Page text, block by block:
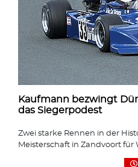
Kaufmann bezwingt
das Siegerpodest
Zwei starke Rennen in der
Meisterschaft in Zandvoort